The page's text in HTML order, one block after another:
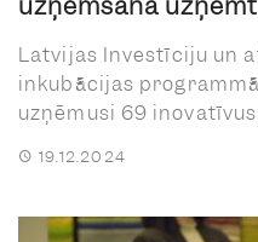
Latvijas Investīciju un
inkubācijas
uzņēmusi 69
19.12.2024